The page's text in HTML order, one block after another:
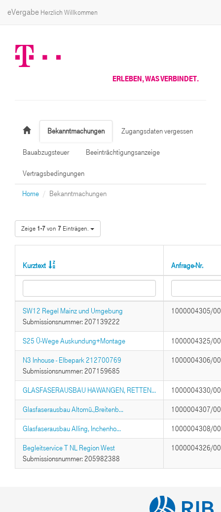
eVergabe Herzlich Willkommen
ERLEBEN, WAS VERBINDET.
Bekanntmachungen Zugangsdaten vergessen
Bauabzugsteuer Beeinträchtigungsanzeige
Vertragsbedingungen
Home Bekanntmachungen
Zeige 1-7von 7 Einträgen.
Kurztext Anfrage-Nr.
SW12 Regel Mainz und Umgebung
Submissionsnummer: 207139222
1000004305/
S25 Ü-Wege Auskundung+Montage 1000004325/
N3 Inhouse - Elbepark 212700769
Submissionsnummer: 207159685
1000004306/
GLASFASERAUSBAU HAWANGEN, RETTEN... 1000004330/
Glasfaserausbau Altomü.,Breitenb... 1000004307/
Glasfaserausbau Alling, Inchenho... 1000004308/
Begleitservice T NL Region West
Submissionsnummer: 205982388
1000004326/